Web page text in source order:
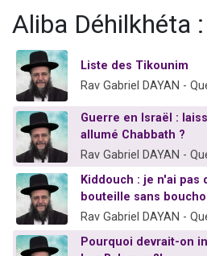
30 personnes viennent
Il reste 49 places
12 nouvelles
Aliba Déhilkhéta
Liste des Tikounim
Rav Gabriel DAYAN -
Guerre en Israël :
allumé Chabbath ?
Rav Gabriel DAYAN -
Kiddouch : je n'ai pas
bouteille sans
Rav Gabriel DAYAN -
Pourquoi devrait-on